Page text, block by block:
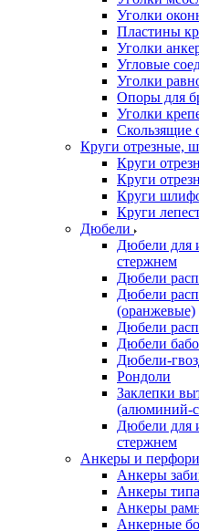
Уголки
Пластины
Уголки
Угловые
Уголки
Опоры для
Уголки
Скользящие
Круги отрезные,
Круги
Круги
Круги
Круги
Дюбели
Дюбели для
стержнем
Дюбели
Дюбели
(оранжевые)
Дюбели
Дюбели
Дюбели-
Рондоли
Заклепки
(алюминий-
Дюбели для
стержнем
Анкеры и
Анкеры
Анкеры
Анкеры
Анкерные